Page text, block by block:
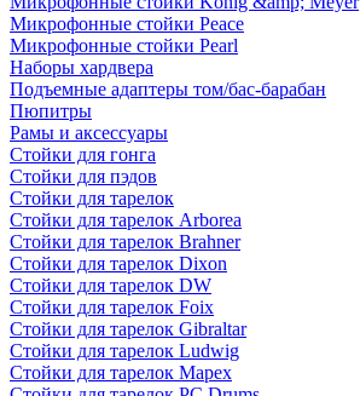
Микрофонные стойки Peace
Микрофонные стойки Pearl
Наборы хардвера
Подъемные адаптеры том/бас-барабан
Пюпитры
Рамы и аксессуары
Стойки для гонга
Стойки для пэдов
Стойки для тарелок
Стойки для тарелок Arborea
Стойки для тарелок Brahner
Стойки для тарелок Dixon
Стойки для тарелок DW
Стойки для тарелок Foix
Стойки для тарелок Gibraltar
Стойки для тарелок Ludwig
Стойки для тарелок Mapex